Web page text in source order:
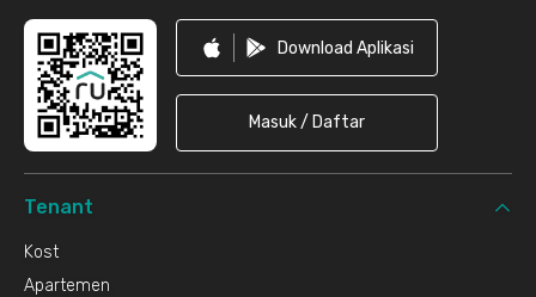
Download Aplikasi
Masuk / Daftar
Tenant
Kost
Apartemen